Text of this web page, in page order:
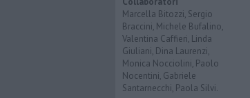
Marcella Bitozzi, Sergio
Braccini, Michele Bufalino,
Valentina Caffieri, Linda
Giuliani, Dina Laurenzi,
Monica Nocciolini, Paolo
Nocentini, Gabriele
Santarnecchi, Paola Silvi.